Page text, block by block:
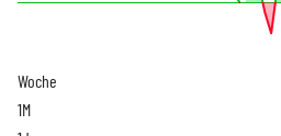
Woche
1M